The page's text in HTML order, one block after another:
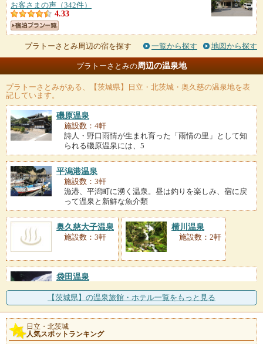
お客さまの声（342件）
4.33
プラトーさとみ周辺の宿を探す 一覧から探す 地図から探す
プラトーさとみの周辺の温泉地
プラトーさとみがある、【茨城県】日立・北茨城・奥久慈の温泉地を表
記しています。
磯原温泉
施設数：4軒
詩人・野口雨情が生まれ育った「雨情の里」として知
られる磯原温泉には、5
平潟港温泉
施設数：3軒
漁港、平潟町に湧く温泉。昼は釣りを楽しみ、宿に戻
って温泉と新鮮な魚介類
奥久慈大子温泉
施設数：3軒
横川温泉
施設数：2軒
袋田温泉
久慈川の支流、滝川沿いに位置する温泉地。効能豊か
なお湯は、疲れを癒し、
【茨城県】の温泉旅館・ホテル一覧をもっと見る
日立・北茨城
人気スポットランキング